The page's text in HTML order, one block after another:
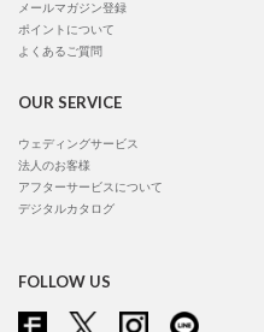
メールマガジン登録
ポイントについて
よくあるご質問
OUR SERVICE
ウェディングサービス
法人のお客様
アフターサービスについて
デジタルカタログ
FOLLOW US